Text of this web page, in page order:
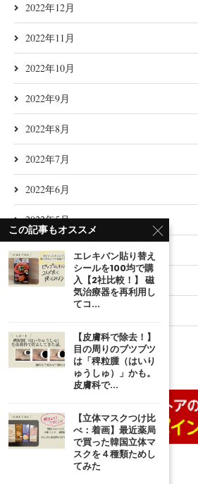
2022年12月
2022年11月
2022年10月
2022年9月
2022年8月
2022年7月
2022年6月
2022年5月
2022年4月
2022年3月
2022年1月
この記事もオススメ
エレキバン貼り替え
シールを100均で購
入【2社比較！】 磁
気治療器を再利用し
てコ...
【皮膚科で除去！】
目の周りのブツブツ
は「稗粒腫（はいり
ゅうしゅ）」かも。
皮膚科で...
【立体マスクつけ比
べ：着画】最近薬局
で買った韓国立体マ
スクを４種類ためし
てみた